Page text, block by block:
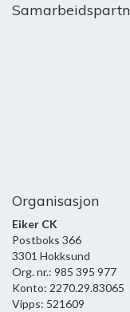
Organisasjon
Eiker CK
Postboks 366
3301 Hokksund
Org. nr.: 985 395 977
Konto: 2270.29.83065
Vipps: 521609